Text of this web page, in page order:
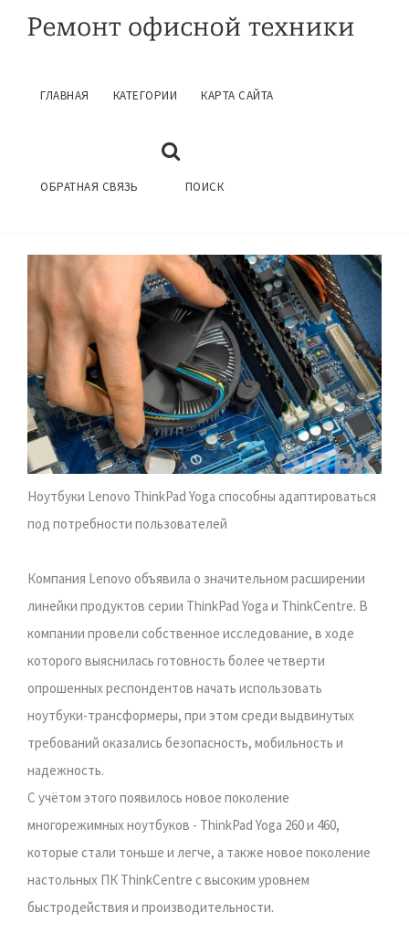
ГЛАВНАЯ КАТЕГОРИИ КАРТА САЙТА
ОБРАТНАЯ СВЯЗЬ ПОИСК
РЕМОНТ КОМПЬЮТЕРОВ В КАЛУГЕ
РЕМОНТ КОМПЬЮТЕРОВ
Ноутбуки Lenovo ThinkPad Yoga способны адаптироваться
под потребности пользователей
Компания Lenovo объявила о значительном расширении
линейки продуктов серии ThinkPad Yoga и ThinkCentre. В
компании провели собственное исследование, в ходе
которого выяснилась готовность более четверти
опрошенных респондентов начать использовать
ноутбуки-трансформеры, при этом среди выдвинутых
требований оказались безопасность, мобильность и
надежность.
С учётом этого появилось новое поколение
многорежимных ноутбуков - ThinkPad Yoga 260 и 460,
которые стали тоньше и легче, а также новое поколение
настольных ПК ThinkCentre с высоким уровнем
быстродействия и производительности.